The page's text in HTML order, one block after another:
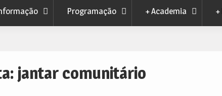
Programação + Academia
jantar comunitário